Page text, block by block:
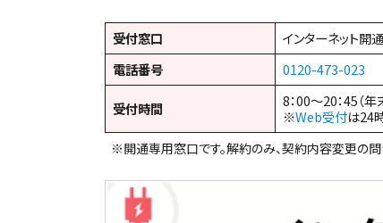
受付窓口
インターネット開
電話番号
0120-473-023
受付時間
8：00～20：45（年
※Web受付は24
※開通専用窓口です。解約のみ、契約内容変更の問